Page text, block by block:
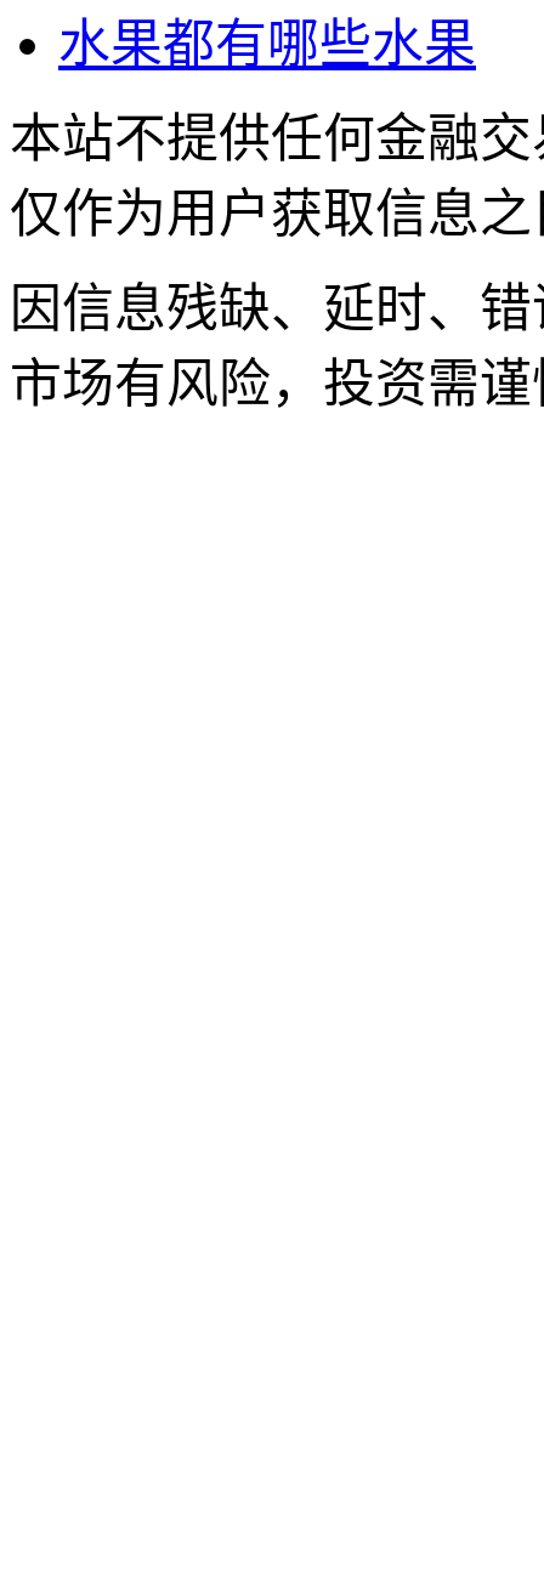
水果都有哪些水果
本站不提供任何金融
仅作为用户获取信息
因信息残缺、延时、
市场有风险，投资需